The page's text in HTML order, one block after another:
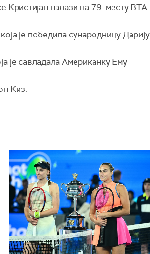
Кристијан налази на 79. месту ВТА
је победила сународницу Дарију
је савладала Американку Ему
Киз.